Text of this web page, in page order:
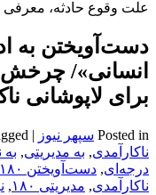
علت وقوع حادثه،
دست‌آویختن به
برای لاپوشانی
Posted in سپهر نیوز |
ناکارآمدی, به مدیریتی, به
درجه‌ای, دست‌آویختن ۱۸‌۰
ناکارآمدی, مدیریتی ۱۸‌۰ ,